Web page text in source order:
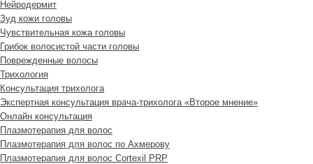
Нейродермит
Зуд кожи головы
Чувствительная кожа головы
Грибок волосистой части головы
Поврежденные волосы
Трихология
Консультация трихолога
Экспертная консультация врача-трихолога «Второе мнение»
Онлайн консультация
Плазмотерапия для волос
Плазмотерапия для волос по Ахмерову
Плазмотерапия для волос Cortexil PRP